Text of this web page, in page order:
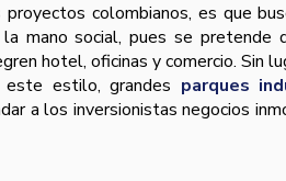
colombianos, es que
mano social, pues se pretende
hotel, oficinas y comercio. Sin
estilo, grandes parques
a los inversionistas negocios